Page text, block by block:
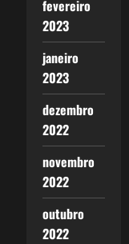
fevereiro
2023
janeiro
2023
dezembro
2022
novembro
2022
outubro
2022